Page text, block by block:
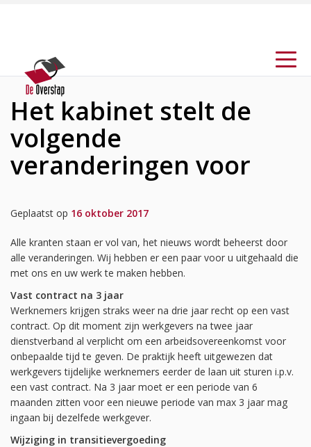
Het kabinet stelt de
volgende
veranderingen voor
Geplaatst op 16 oktober 2017
Alle kranten staan er vol van, het nieuws wordt beheerst door
alle veranderingen. Wij hebben er een paar voor u uitgehaald die
met ons en uw werk te maken hebben.
Vast contract na 3 jaar
Werknemers krijgen straks weer na drie jaar recht op een vast
contract. Op dit moment zijn werkgevers na twee jaar
dienstverband al verplicht om een arbeidsovereenkomst voor
onbepaalde tijd te geven. De praktijk heeft uitgewezen dat
werkgevers tijdelijke werknemers eerder de laan uit sturen i.p.v.
een vast contract. Na 3 jaar moet er een periode van 6
maanden zitten voor een nieuwe periode van max 3 jaar mag
ingaan bij dezelfede werkgever.
Wijziging in transitievergoeding